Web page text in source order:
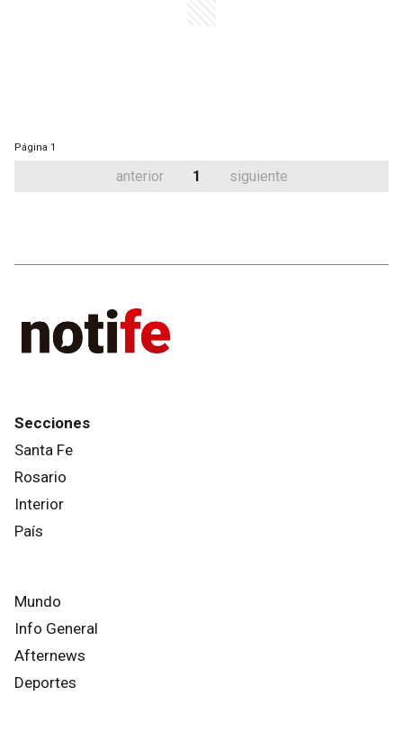
Página 1
anterior 1 siguiente
Secciones
Santa Fe
Rosario
Interior
País
Mundo
Info General
Afternews
Deportes